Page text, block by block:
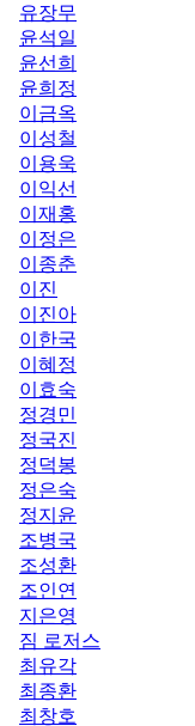
유장무
윤석일
윤선희
윤희정
이금옥
이성철
이용욱
이익선
이재홍
이정은
이종춘
이진
이진아
이한국
이혜정
이효숙
정경민
정국진
정덕봉
정은숙
정지윤
조병국
조성환
조인연
지은영
짐 로저스
최유각
최종환
최창호